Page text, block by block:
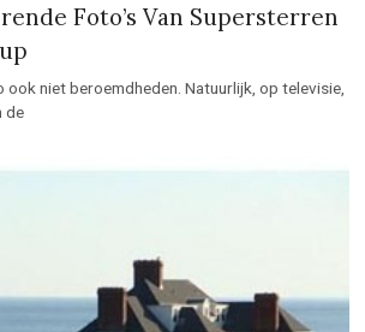
Foto’s Van Supersterren
ook niet beroemdheden. Natuurlijk, op televisie,
de